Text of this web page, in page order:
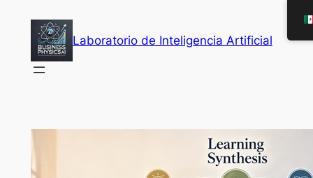
contenido
Laboratorio de Inteligencia Artificial